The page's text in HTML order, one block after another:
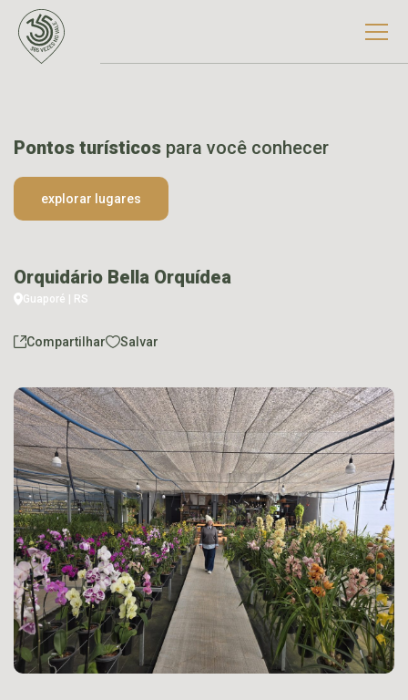
Pontos turísticos para você conhecer
explorar lugares
Orquidário Bella Orquídea
Guaporé | RS
Compartilhar Salvar